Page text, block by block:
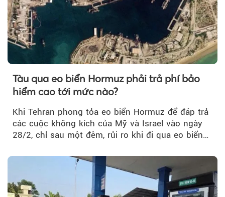
Tàu qua eo biển Hormuz phải trả phí bảo
hiểm cao tới mức nào?
Khi Tehran phong tỏa eo biển Hormuz để đáp trả
các cuộc không kích của Mỹ và Israel vào ngày
28/2, chỉ sau một đêm, rủi ro khi đi qua eo biển
theo.